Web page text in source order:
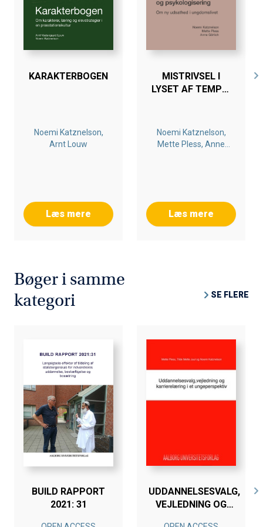
KARAKTERBOGEN
Noemi Katznelson,
Arnt Louw
Læs mere
MISTRIVSEL I
LYSET AF TEMPO,
Noemi Katznelson,
Mette Pless, Anne
Læs mere
Bøger i samme
kategori
SE FLERE
BUILD RAPPORT
2021: 31
UDDANNELSESVALG,
VEJLEDNING OG